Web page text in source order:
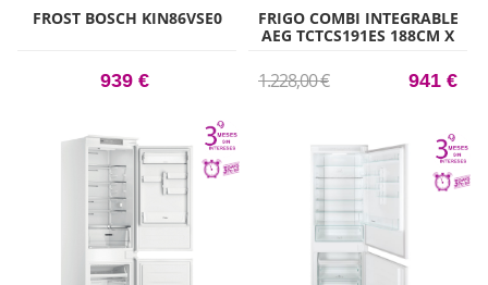
FROST BOSCH KIN86VSE0
939 €
FRIGO COMBI INTEGRABLE
AEG TCTCS191ES 188CM X
1.228,00 € 941 €